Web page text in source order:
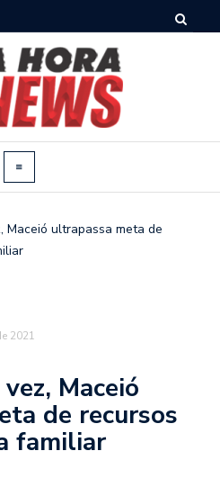
Maceió ultrapassa meta de
2021
Maceió
de recursos
familiar